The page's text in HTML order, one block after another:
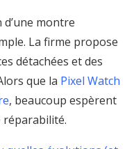
montre
La firme propose
détachées et des
que la Pixel Watch
, beaucoup espèrent
réparabilité.